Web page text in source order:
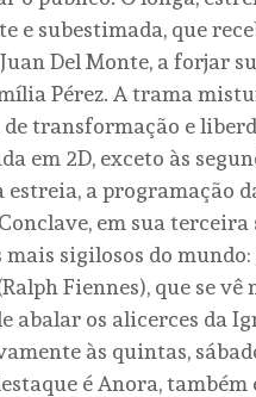
e subestimada, que
Del Monte, a forjar
Pérez. A trama
transformação e
em 2D, exceto às
estreia, a programação
em sua terceira
mais sigilosos do
Fiennes), que se
abalar os alicerces da
às quintas,
é Anora,